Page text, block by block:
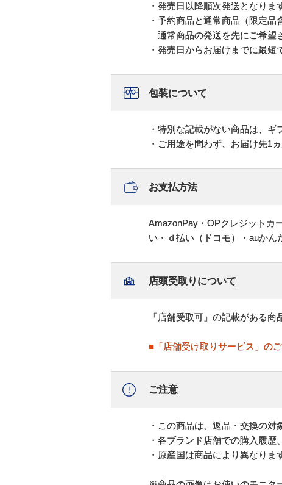
・発売日以降順次発送となりま
・予約商品と通常商品（限定
通常商品の発送を先にご希望
・発売日からお届けまでに最短
包装について
・特別な記載がない商品は、ギ
・ご用途を問わず、お届け先1
お支払方法
AmazonPay・OPクレジットカ
い・ｄ払い（ドコモ）・auか
店頭受取りについて
「店舗受取可」の記載がある商
■「店舗受け取りサービス」の
ご注意
・この商品は、返品・交換の対
・各ブランド店舗での購入履歴
・原産国は商品により異なりま